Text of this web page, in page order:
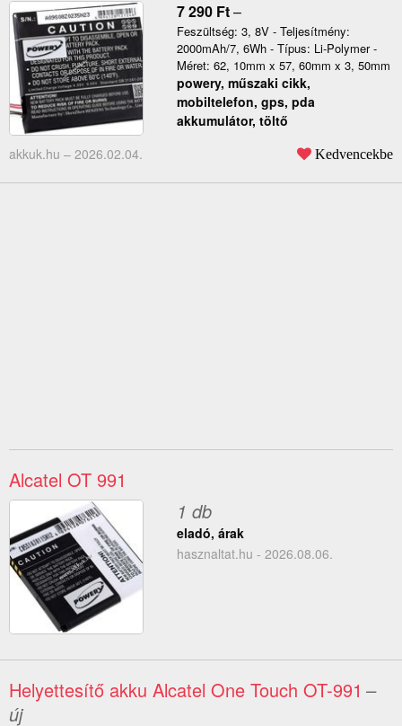
7 290 Ft–
Feszültség: 3, 8V - Teljesítmény:
2000mAh/7, 6Wh - Típus: Li-Polymer -
Méret: 62, 10mm x 57, 60mm x 3, 50mm
powery, műszaki cikk,
mobiltelefon, gps, pda
akkumulátor, töltő
akkuk.hu – 2026.02.04. Kedvencekbe
Alcatel OT 991
1 db
eladó, árak
hasznaltat.hu - 2026.08.06.
Helyettesítő akku Alcatel One Touch OT-991 –
új